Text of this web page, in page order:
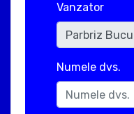
Vanzator
Numele dvs.